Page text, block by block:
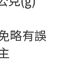
略有誤